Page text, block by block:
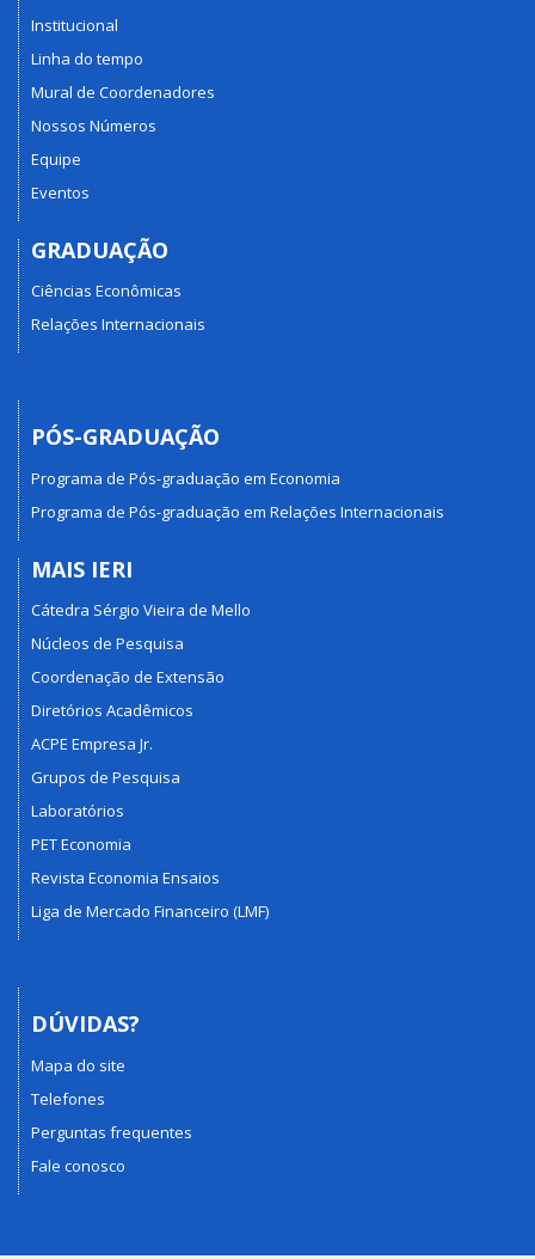
Institucional
Linha do tempo
Mural de Coordenadores
Nossos Números
Equipe
Eventos
GRADUAÇÃO
Ciências Econômicas
Relações Internacionais
PÓS-GRADUAÇÃO
Programa de Pós-graduação em Economia
Programa de Pós-graduação em Relações Internacionais
MAIS IERI
Cátedra Sérgio Vieira de Mello
Núcleos de Pesquisa
Coordenação de Extensão
Diretórios Acadêmicos
ACPE Empresa Jr.
Grupos de Pesquisa
Laboratórios
PET Economia
Revista Economia Ensaios
Liga de Mercado Financeiro (LMF)
DÚVIDAS?
Mapa do site
Telefones
Perguntas frequentes
Fale conosco